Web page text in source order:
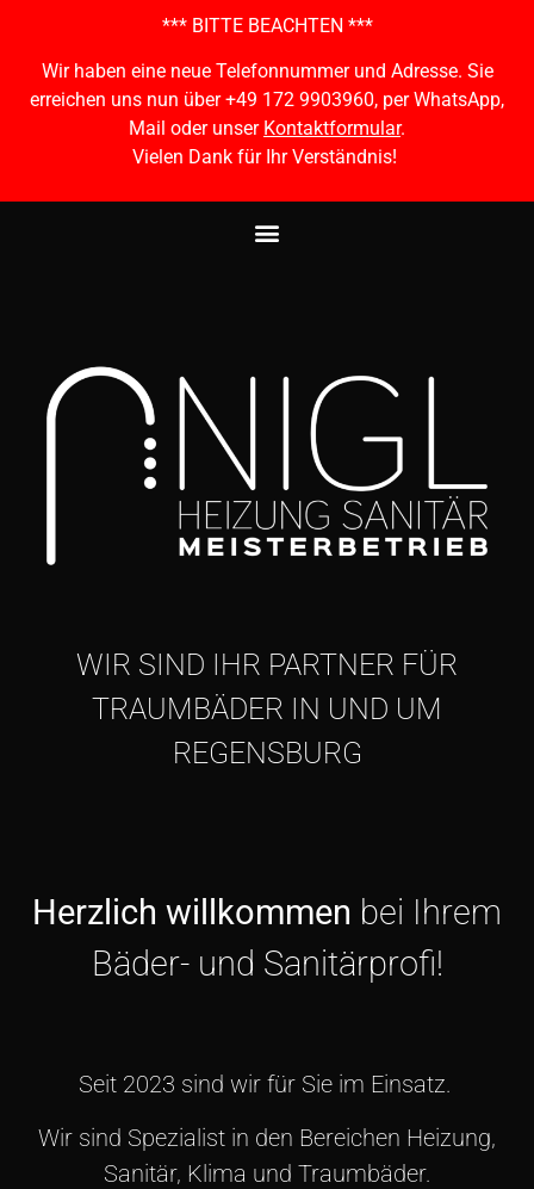
*** BITTE BEACHTEN ***
Wir haben eine neue Telefonnummer und Adresse. Sie
erreichen uns nun über +49 172 9903960, per WhatsApp,
Mail oder unser Kontaktformular.
Vielen Dank für Ihr Verständnis!
WIR SIND IHR PARTNER FÜR
TRAUMBÄDER IN UND UM
REGENSBURG
Herzlich willkommen bei Ihrem
Bäder- und Sanitärprofi!
Seit 2023 sind wir für Sie im Einsatz.
Wir sind Spezialist in den Bereichen Heizung,
Sanitär, Klima und Traumbäder.